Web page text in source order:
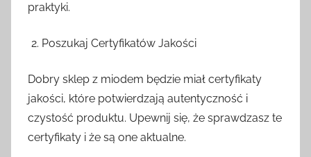
praktyki.
Poszukaj Certyfikatów Jakości
Dobry sklep z miodem będzie miał certyfikaty
jakości, które potwierdzają autentyczność i
czystość produktu. Upewnij się, że sprawdzasz te
certyfikaty i że są one aktualne.